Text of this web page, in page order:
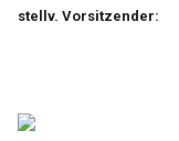
stellv. Vorsitzender: